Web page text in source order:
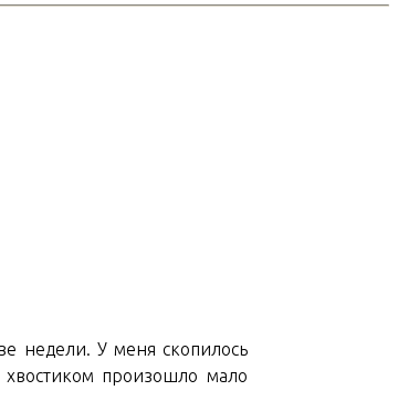
недели. У меня скопилось
произошло мало